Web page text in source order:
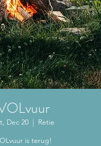
Dec 20
  |
Retie
is terug!